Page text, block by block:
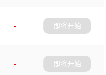
-
即将开始
-
即将开始